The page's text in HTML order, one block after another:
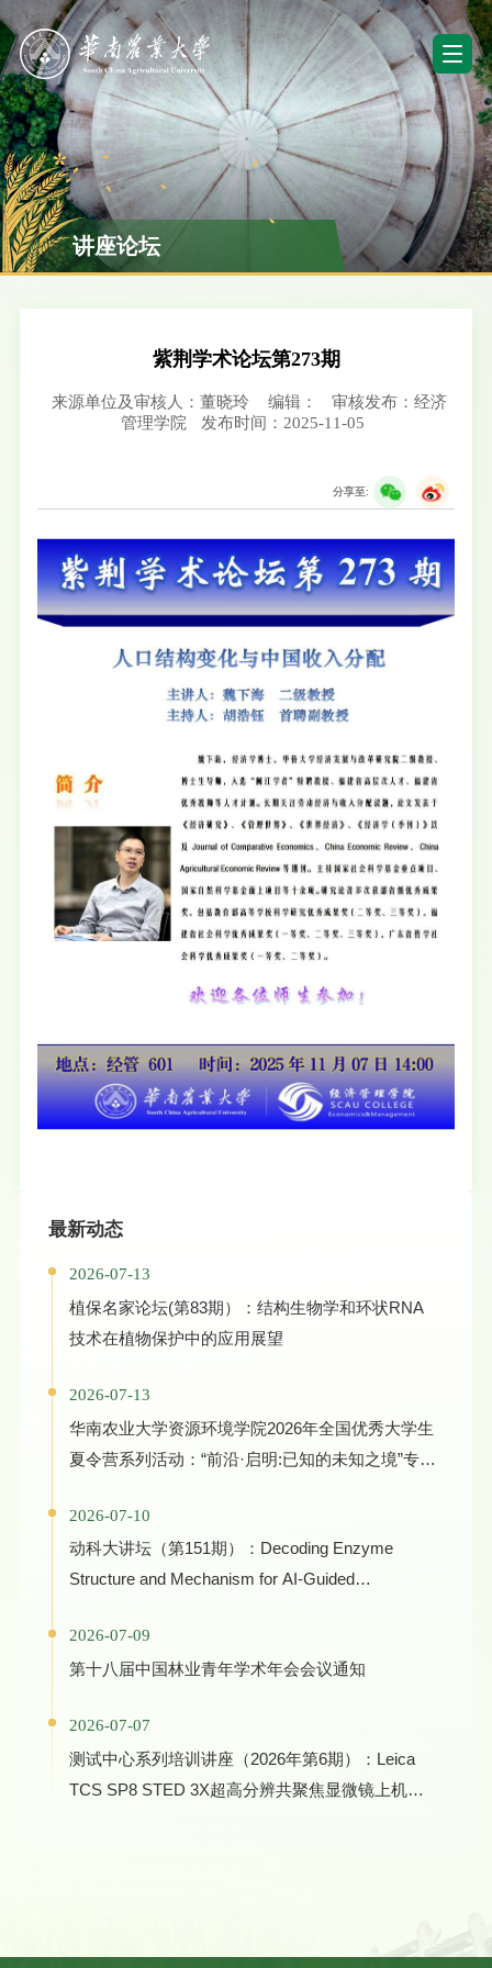
讲座论坛
紫荆学术论坛第273期
来源单位及审核人：董晓玲 编辑：
审核发布：经济
管理学院
发布时间：2025-11-05
分享至:
最新动态
2026-07-13
植保名家论坛(第83期）：结构生物学和环状RNA
技术在植物保护中的应用展望
2026-07-13
华南农业大学资源环境学院2026年全国优秀大学生
夏令营系列活动：“前沿·启明:已知的未知之境”专家
2026-07-10
动科大讲坛（第151期）：Decoding Enzyme
Structure and Mechanism for AI-Guided
Manufacturing
2026-07-09
第十八届中国林业青年学术年会会议通知
2026-07-07
测试中心系列培训讲座（2026年第6期）：Leica
TCS SP8 STED 3X超高分辨共聚焦显微镜上机培